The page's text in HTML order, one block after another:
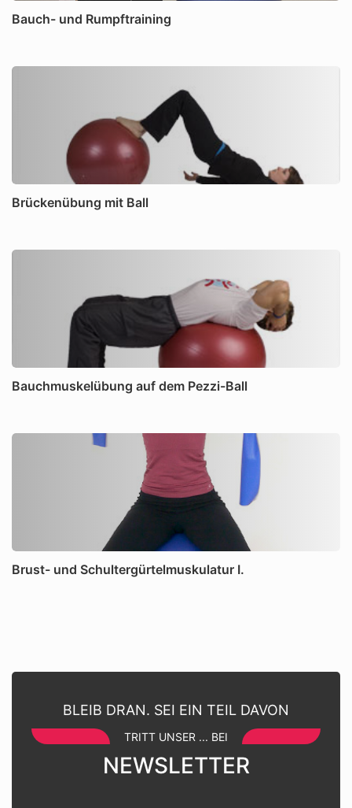
Bauch- und Rumpftraining
Brückenübung mit Ball
Bauchmuskelübung auf dem Pezzi-Ball
Brust- und Schultergürtelmuskulatur I.
BLEIB DRAN. SEI EIN TEIL DAVON
TRITT UNSER ... BEI
NEWSLETTER